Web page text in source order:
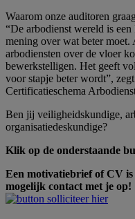
Waarom onze auditoren
“De arbodienst wereld is
mening over wat beter
arbodiensten over de vloer
bewerkstelligen. Het geeft
voor stapje beter wordt”,
Certificatieschema
Ben jij veiligheidskundige,
organisatiedeskundige?
Klik op de onderstaande
Een motivatiebrief of CV
mogelijk contact met je op!